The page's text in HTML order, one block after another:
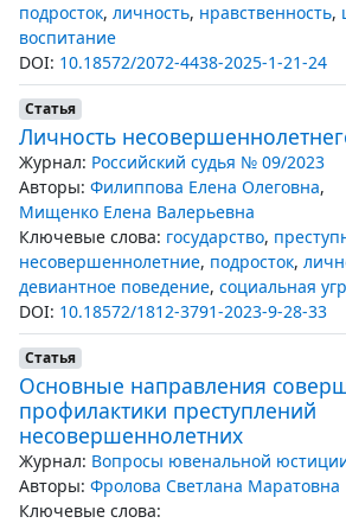
подросток, личность, нравственность,
воспитание
DOI: 10.18572/2072-4438-2025-1-21-24
Статья
Личность
Журнал: Российский судья № 09/2023
Авторы: Филиппова Елена Олеговна,
Мищенко Елена Валерьевна
Ключевые слова: государство,
несовершеннолетние, подросток,
девиантное поведение, социальная
DOI: 10.18572/1812-3791-2023-9-28-33
Статья
Основные направления
профилактики преступлений
несовершеннолетних
Журнал: Вопросы ювенальной
Авторы: Фролова Светлана Маратовна
Ключевые слова: